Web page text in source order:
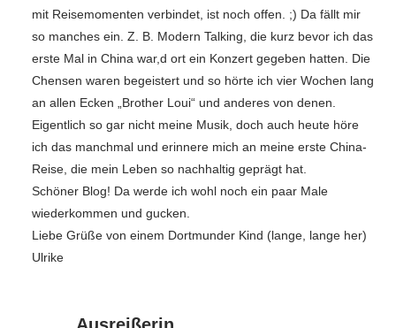
mit Reisemomenten verbindet, ist noch offen. ;) Da fällt mir
so manches ein. Z. B. Modern Talking, die kurz bevor ich das
erste Mal in China war,d ort ein Konzert gegeben hatten. Die
Chensen waren begeistert und so hörte ich vier Wochen lang
an allen Ecken „Brother Loui“ und anderes von denen.
Eigentlich so gar nicht meine Musik, doch auch heute höre
ich das manchmal und erinnere mich an meine erste China-
Reise, die mein Leben so nachhaltig geprägt hat.
Schöner Blog! Da werde ich wohl noch ein paar Male
wiederkommen und gucken.
Liebe Grüße von einem Dortmunder Kind (lange, lange her)
Ulrike